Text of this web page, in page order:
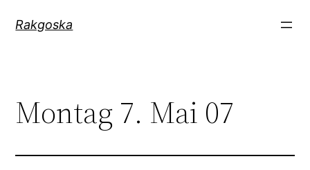
InhaltRakgoska
Montag 7. Mai 07